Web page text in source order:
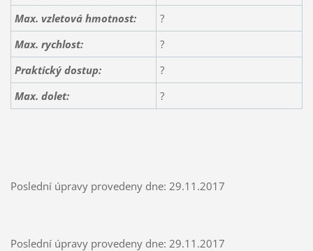
Max. vzletová hmotnost:
?
Max. rychlost:
?
Praktický dostup:
?
Max. dolet: ?
Poslední úpravy provedeny dne: 29.11.2017
Poslední úpravy provedeny dne: 29.11.2017